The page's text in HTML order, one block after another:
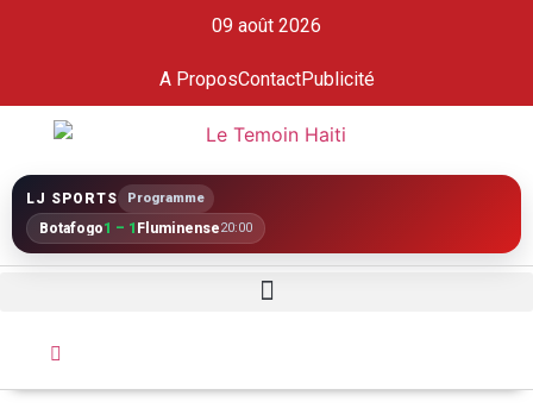
09 août 2026
A ProposContactPublicité
LJ SPORTS Programme
Botafogo1 – 1 Fluminense20:00